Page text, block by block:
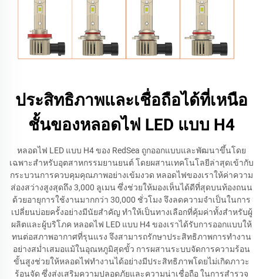
ประสิทธิภาพและเชื่อถือได้ที่เหนือ
ชั้นของหลอดไฟ LED แบบ H4
หลอดไฟ LED แบบ H4 ของ RedSea ถูกออกแบบและพัฒนาขึ้นโดย
เฉพาะสำหรับอุตสาหกรรมยานยนต์ โดยผสานเทคโนโลยีล่าสุดเข้ากับ
กระบวนการควบคุมคุณภาพอย่างเข้มงวด หลอดไฟของเราให้ค่าความ
ส่องสว่างสูงสุดถึง 3,000 ลูเมน ซึ่งช่วยให้มองเห็นได้ดีที่สุดบนท้องถนน
ด้วยอายุการใช้งานมากกว่า 30,000 ชั่วโมง จึงลดความจำเป็นในการ
เปลี่ยนบ่อยครั้งอย่างมีนัยสำคัญ ทำให้เป็นทางเลือกที่คุ้มค่าทั้งสำหรับผู้
ผลิตและผู้บริโภค หลอดไฟ LED แบบ H4 ของเราได้รับการออกแบบให้
ทนต่อสภาพอากาศที่รุนแรง จึงสามารถรักษาประสิทธิภาพการทำงาน
อย่างสม่ำเสมอแม้ในอุณหภูมิสุดขั้ว การผสานระบบจัดการความร้อน
ขั้นสูงช่วยให้หลอดไฟทำงานได้อย่างมีประสิทธิภาพโดยไม่เกิดภาวะ
ร้อนจัด ซึ่งส่งเสริมความปลอดภัยและความน่าเชื่อถือ ในการสำรวจ